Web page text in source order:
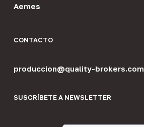
Aemes
CONTACTO
produccion@quality-brokers.com
SUSCRÍBETE A NEWSLETTER